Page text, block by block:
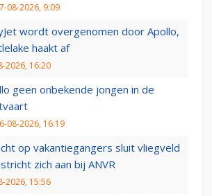
08-2026, 9:09
wordt overgenomen door Apollo,
haakt af
2026, 16:20
geen onbekende jongen in de
08-2026, 16:19
op vakantiegangers sluit vliegveld
zich aan bij ANVR
2026, 15:56